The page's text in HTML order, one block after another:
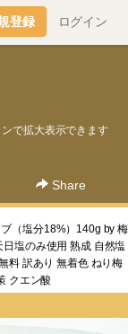
登録 ログイン
で拡大表示できます
Share
（塩分18%）140g by 梅
塩のみ使用 熟成 自然塩
料 訳あり 無着色 ねり梅
クエン酸